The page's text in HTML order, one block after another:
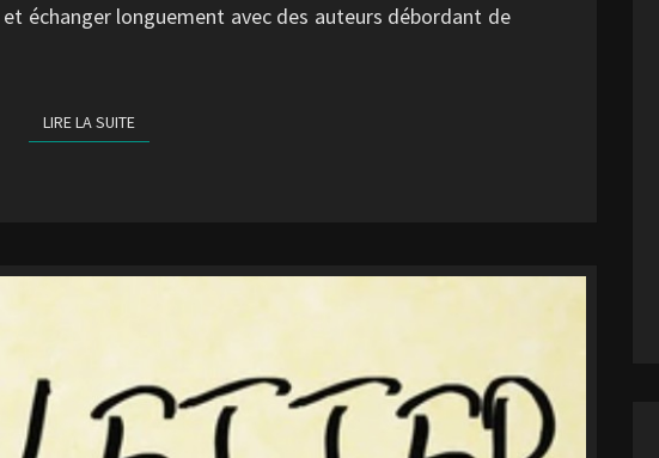
échanger longuement avec des auteurs débordant de
LIRE LA SUITE